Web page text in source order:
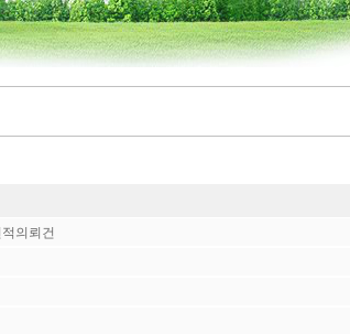
적의뢰건